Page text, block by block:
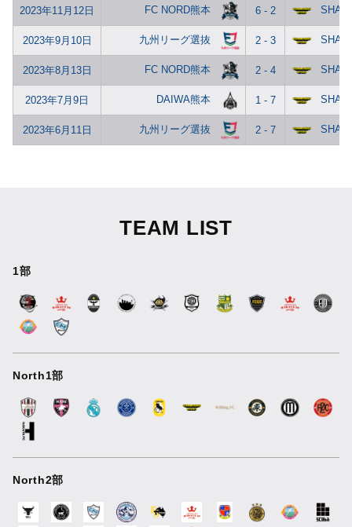
2023年11月12日 FC NORD熊本 6 - 2
2023年9月10日 九州リーグ選抜 2 - 3
2023年8月13日 FC NORD熊本 2 - 4
2023年7月9日 DAIWA熊本 1 - 7
2023年6月11日 九州リーグ選抜 2 - 7
TEAM LIST
1部
North1部
North2部